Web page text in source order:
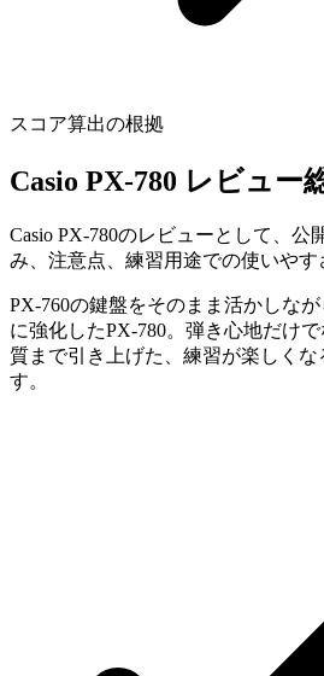
スコア算出の根拠
Casio PX-780 レビュー
Casio PX-780のレビューとして、公
み、注意点、練習用途での使いやす
PX-760の鍵盤をそのまま活かしな
に強化したPX-780。弾き心地だけ
質まで引き上げた、練習が楽しく
す。